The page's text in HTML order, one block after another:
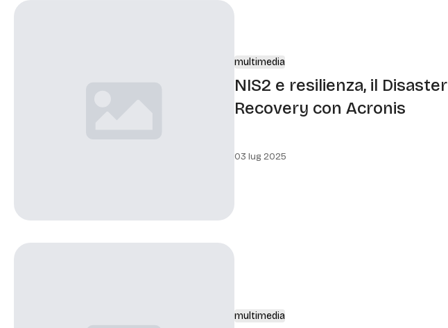
multimedia
NIS2 e resilienza, il Disaster
Recovery con Acronis
03 lug 2025
multimedia